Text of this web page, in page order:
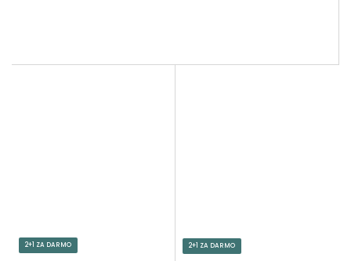
2+1 ZA DARMO 2+1 ZA DARMO